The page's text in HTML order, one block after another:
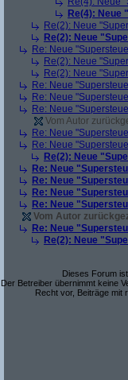
Re(4): Neue
Re(2): Neue
Re(2): Neue
Re: Neue
Re(2): Neue
Re(2): Neue
Re: Neue
Re: Neue
Re: Neue
Vom Autor
Re: Neue
Re: Neue
Re(2): Neue
Re: Neue
Re: Neue
Re: Neue
Re: Neue
Vom Autor
Re: Neue
Re(2): Neue
Dieses Forum
Der Betreiber übernimmt keine
Recht vor, Beiträge mit